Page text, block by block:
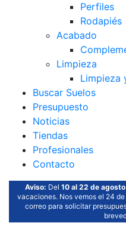
Perfiles
Rodapiés
Acabado
Limpieza
Limpieza
Buscar Suelos
Presupuesto
Noticias
Tiendas
Profesionales
Contacto
Aviso: Del 10 al 22 de agosto
vacaciones. Nos vemos el 24
correo para solicitar